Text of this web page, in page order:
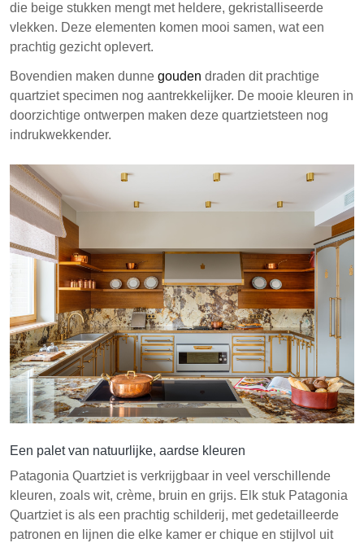
die beige stukken mengt met heldere, gekristalliseerde
vlekken. Deze elementen komen mooi samen, wat een
prachtig gezicht oplevert.
Bovendien maken dunne gouden draden dit prachtige
quartziet specimen nog aantrekkelijker. De mooie kleuren in
doorzichtige ontwerpen maken deze quartzietsteen nog
indrukwekkender.
Een palet van natuurlijke, aardse kleuren
Patagonia Quartziet is verkrijgbaar in veel verschillende
kleuren, zoals wit, crème, bruin en grijs. Elk stuk Patagonia
Quartziet is als een prachtig schilderij, met gedetailleerde
patronen en lijnen die elke kamer er chique en stijlvol uit